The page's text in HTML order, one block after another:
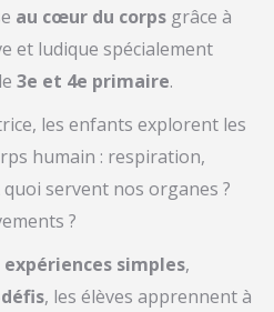
au cœur du corps grâce à
et ludique spécialement
3e et 4e primaire.
les enfants explorent les
humain : respiration,
servent nos organes ?
?
expériences simples,
, les élèves apprennent à